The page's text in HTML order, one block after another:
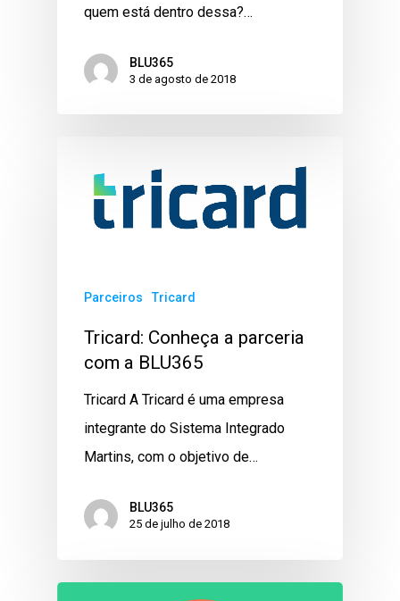
quem está dentro dessa?…
BLU365
3 de agosto de 2018
Parceiros Tricard
Tricard: Conheça a parceria
com a BLU365
Tricard A Tricard é uma empresa
integrante do Sistema Integrado
Martins, com o objetivo de…
BLU365
25 de julho de 2018